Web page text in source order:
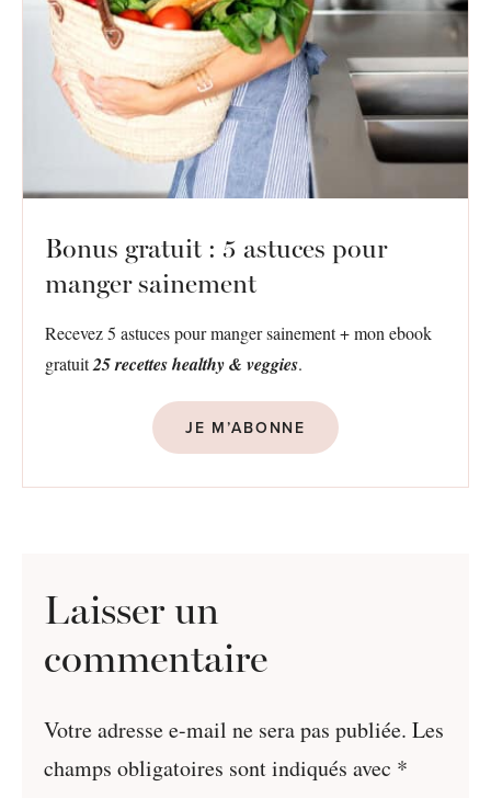
Bonus gratuit : 5 astuces pour
manger sainement
Recevez 5 astuces pour manger sainement + mon ebook
gratuit25 recettes healthy & veggies.
JE M’ABONNE
Laisser un
commentaire
Votre adresse e-mail ne sera pas publiée. Les
champs obligatoires sont indiqués avec *